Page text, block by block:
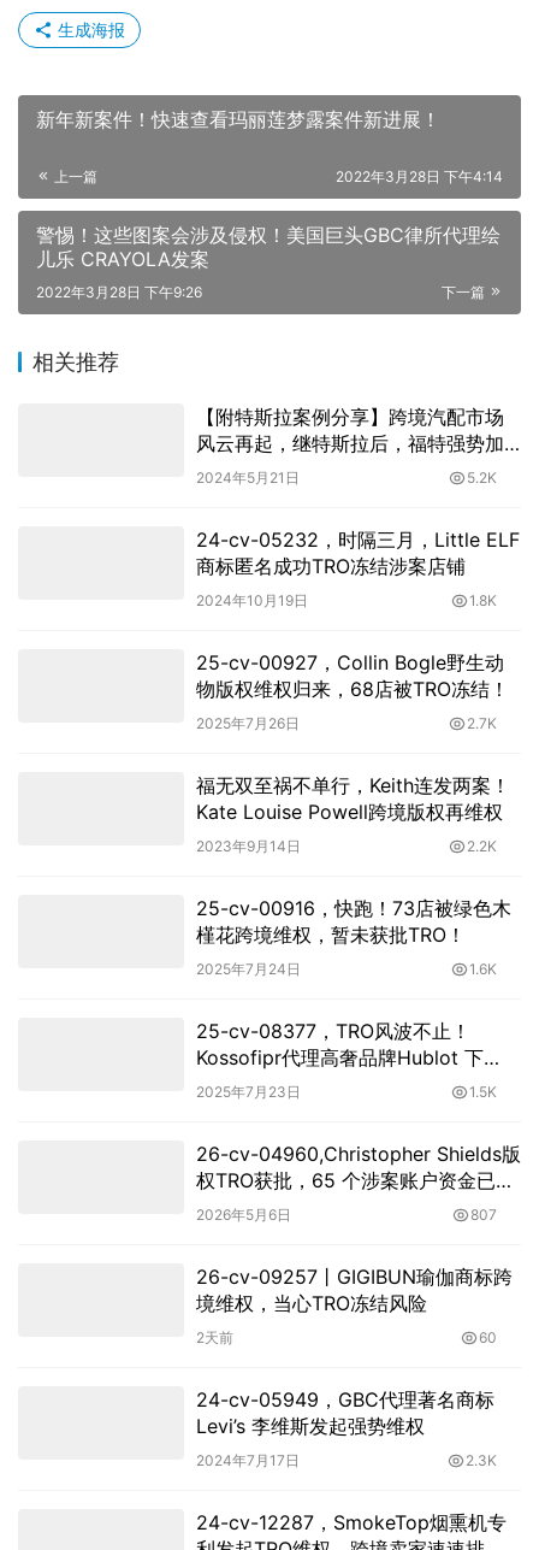
生成海报
新年新案件！快速查看玛丽莲梦露案件新进展！
上一篇 2022年3月28日 下午4:14
警惕！这些图案会涉及侵权！美国巨头GBC律所代理绘
儿乐 CRAYOLA发案
下一篇
2022年3月28日 下午9:26
相关推荐
【附特斯拉案例分享】跨境汽配市场
风云再起，继特斯拉后，福特强势加
入TRO维权阵营！
2024年5月21日 5.2K
24-cv-05232，时隔三月，Little ELF
商标匿名成功TRO冻结涉案店铺
2024年10月19日 1.8K
25-cv-00927，Collin Bogle野生动
物版权维权归来，68店被TRO冻结！
2025年7月26日 2.7K
福无双至祸不单行，Keith连发两案！
Kate Louise Powell跨境版权再维权
2023年9月14日 2.2K
25-cv-00916，快跑！73店被绿色木
槿花跨境维权，暂未获批TRO！
2025年7月24日 1.6K
25-cv-08377，TRO风波不止！
Kossofipr代理高奢品牌Hublot 下
场！
2025年7月23日 1.5K
26-cv-04960,Christopher Shields版
权TRO获批，65 个涉案账户资金已冻
结！
2026年5月6日 807
26-cv-09257㇑GIGIBUN瑜伽商标跨
境维权，当心TRO冻结风险
2天前 60
24-cv-05949，GBC代理著名商标
Levi’s 李维斯发起强势维权
2024年7月17日 2.3K
24-cv-12287，SmokeTop烟熏机专